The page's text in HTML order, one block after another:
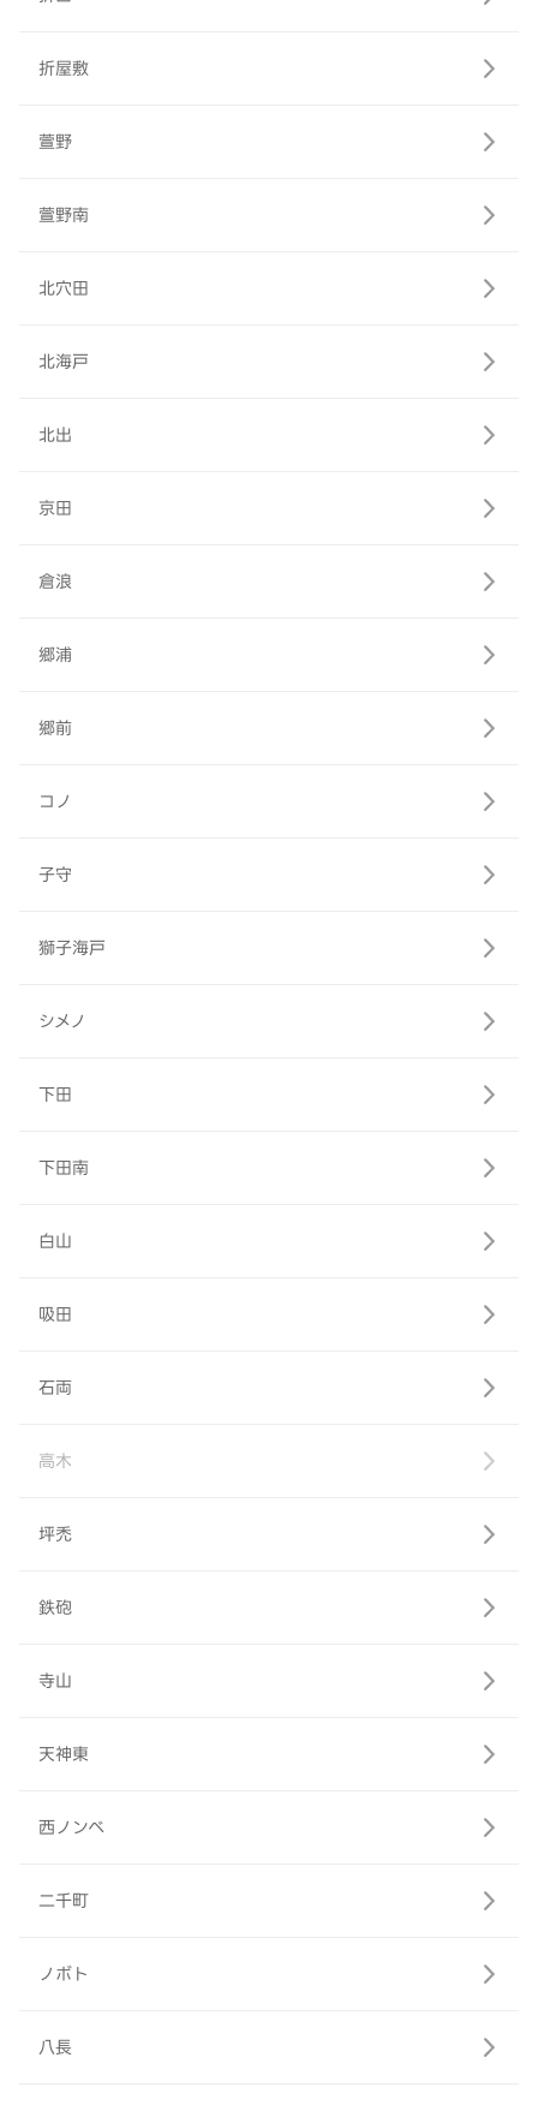
折屋敷
萱野
萱野南
北穴田
北海戸
北出
京田
倉浪
郷浦
郷前
コノ
子守
獅子海戸
シメノ
下田
下田南
白山
吸田
石両
高木
坪禿
鉄砲
寺山
天神東
西ノンベ
二千町
ノボト
八長